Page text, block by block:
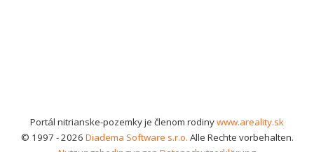
Portál nitrianske-pozemky je členom rodinywww.areality.sk
© 1997 - 2026 Diadema Software s.r.o. Alle Rechte vorbehalten.